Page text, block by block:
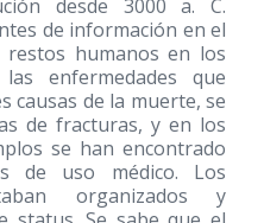
desde 3000 a. C.
de información en el
humanos en los
enfermedades que
causas de la muerte, se
de fracturas, y en los
se han encontrado
de uso médico. Los
organizados y